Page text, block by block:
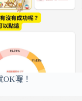
囉！